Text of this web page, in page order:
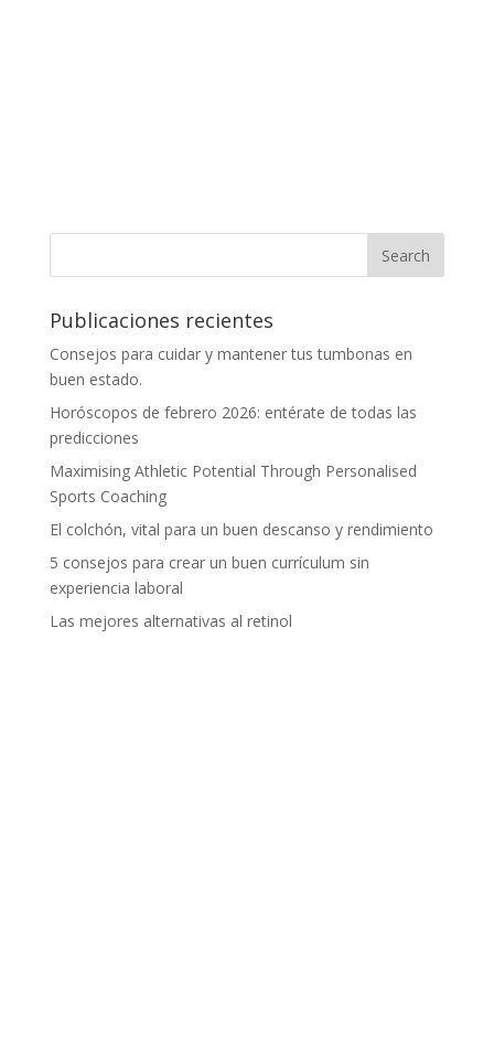
Publicaciones recientes
Consejos para cuidar y mantener tus tumbonas en
buen estado.
Horóscopos de febrero 2026: entérate de todas las
predicciones
Maximising Athletic Potential Through Personalised
Sports Coaching
El colchón, vital para un buen descanso y rendimiento
5 consejos para crear un buen currículum sin
experiencia laboral
Las mejores alternativas al retinol